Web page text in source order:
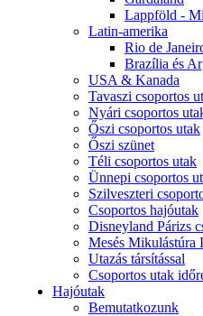
Lappföld -
Latin-amerika
Rio de
Brazília és
USA & Kanada
Tavaszi csoportos
Nyári csoportos
Őszi csoportos utak
Őszi szünet
Téli csoportos utak
Ünnepi csoportos
Szilveszteri
Csoportos hajóutak
Disneyland Párizs
Mesés Mikulástúra
Utazás társítással
Csoportos utak
Hajóutak
Bemutatkozunk